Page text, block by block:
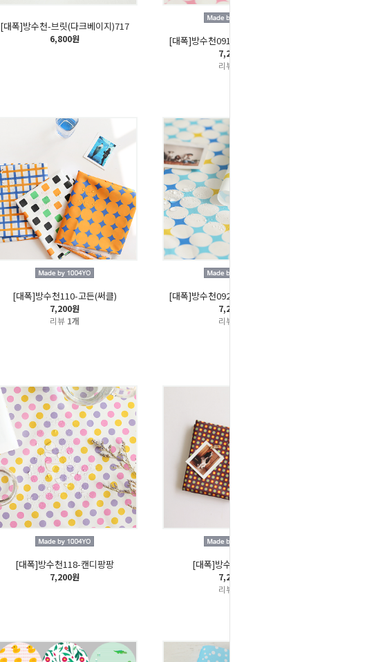
[대폭]방수천-브릿(다크베이지)717
6,800원 [대폭]방수천091-써클다이아(핑크)
7,200원
리뷰
[대폭]방수천110-고든(써클)
7,200원
리뷰 1개
[대폭]방수천092-써클다이아(블루)
7,200원
리뷰
[대폭]방수천118-캔디팡팡
7,200원
[대폭]방수천129-링링
7,200원
리뷰